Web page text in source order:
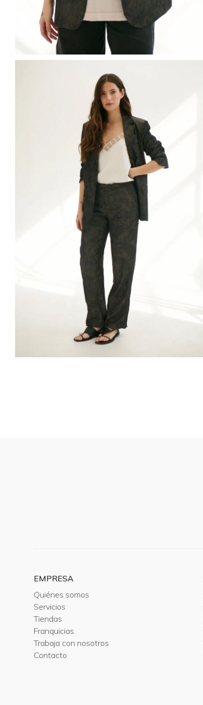
EMPRESA
Quiénes somos
Servicios
Tiendas
Franquicias
Trabaja con nosotros
Contacto